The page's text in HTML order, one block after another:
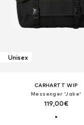
Unisex
CARHARTT WIP
Messenger 'Jake'
119,00€